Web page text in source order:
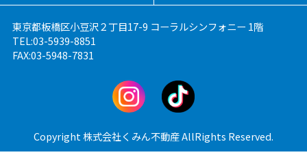
東京都板橋区小豆沢２丁目17-9 コーラルシンフォニー 1階
TEL:03-5939-8851
FAX:03-5948-7831
Copyright 株式会社くみん不動産 AllRights Reserved.